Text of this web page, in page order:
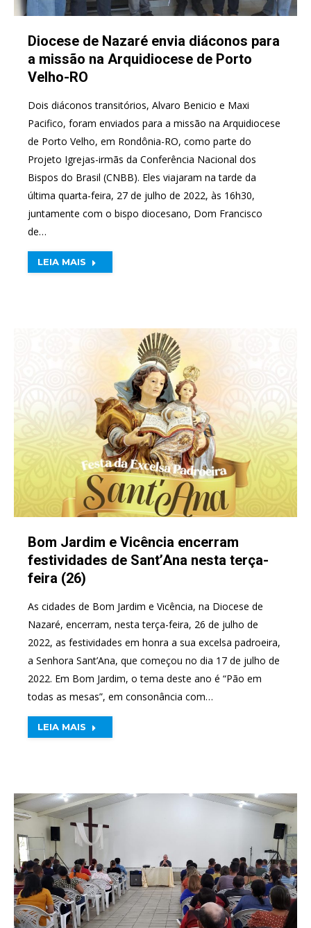
Diocese de Nazaré envia diáconos para
a missão na Arquidiocese de Porto
Velho-RO
Dois diáconos transitórios, Alvaro Benicio e Maxi
Pacifico, foram enviados para a missão na Arquidiocese
de Porto Velho, em Rondônia-RO, como parte do
Projeto Igrejas-irmãs da Conferência Nacional dos
Bispos do Brasil (CNBB). Eles viajaram na tarde da
última quarta-feira, 27 de julho de 2022, às 16h30,
juntamente com o bispo diocesano, Dom Francisco
de…
LEIA MAIS
Bom Jardim e Vicência encerram
festividades de Sant’Ana nesta terça-
feira (26)
As cidades de Bom Jardim e Vicência, na Diocese de
Nazaré, encerram, nesta terça-feira, 26 de julho de
2022, as festividades em honra a sua excelsa padroeira,
a Senhora Sant’Ana, que começou no dia 17 de julho de
2022. Em Bom Jardim, o tema deste ano é “Pão em
todas as mesas”, em consonância com…
LEIA MAIS